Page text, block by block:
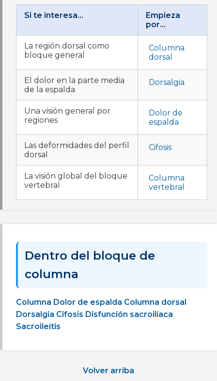
Si te interesa…
Empieza
por…
La región dorsal como
bloque general
Columna
dorsal
El dolor en la parte media
de la espalda
Dorsalgia
Una visión general por
regiones
Dolor de
espalda
Las deformidades del perfil
dorsal
Cifosis
La visión global del bloque
vertebral
Columna
vertebral
Dentro del bloque de
columna
Columna Dolor de espalda Columna dorsal
Dorsalgia Cifosis Disfunción sacroilíaca
Sacroileítis
Volver arriba